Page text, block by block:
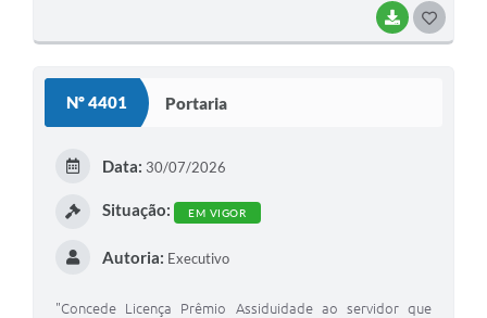
BAIXAR
Nº 4401 Portaria
Data: 30/07/2026
Situação: EM VIGOR
Autoria: Executivo
"Concede Licença Prêmio Assiduidade ao servidor que